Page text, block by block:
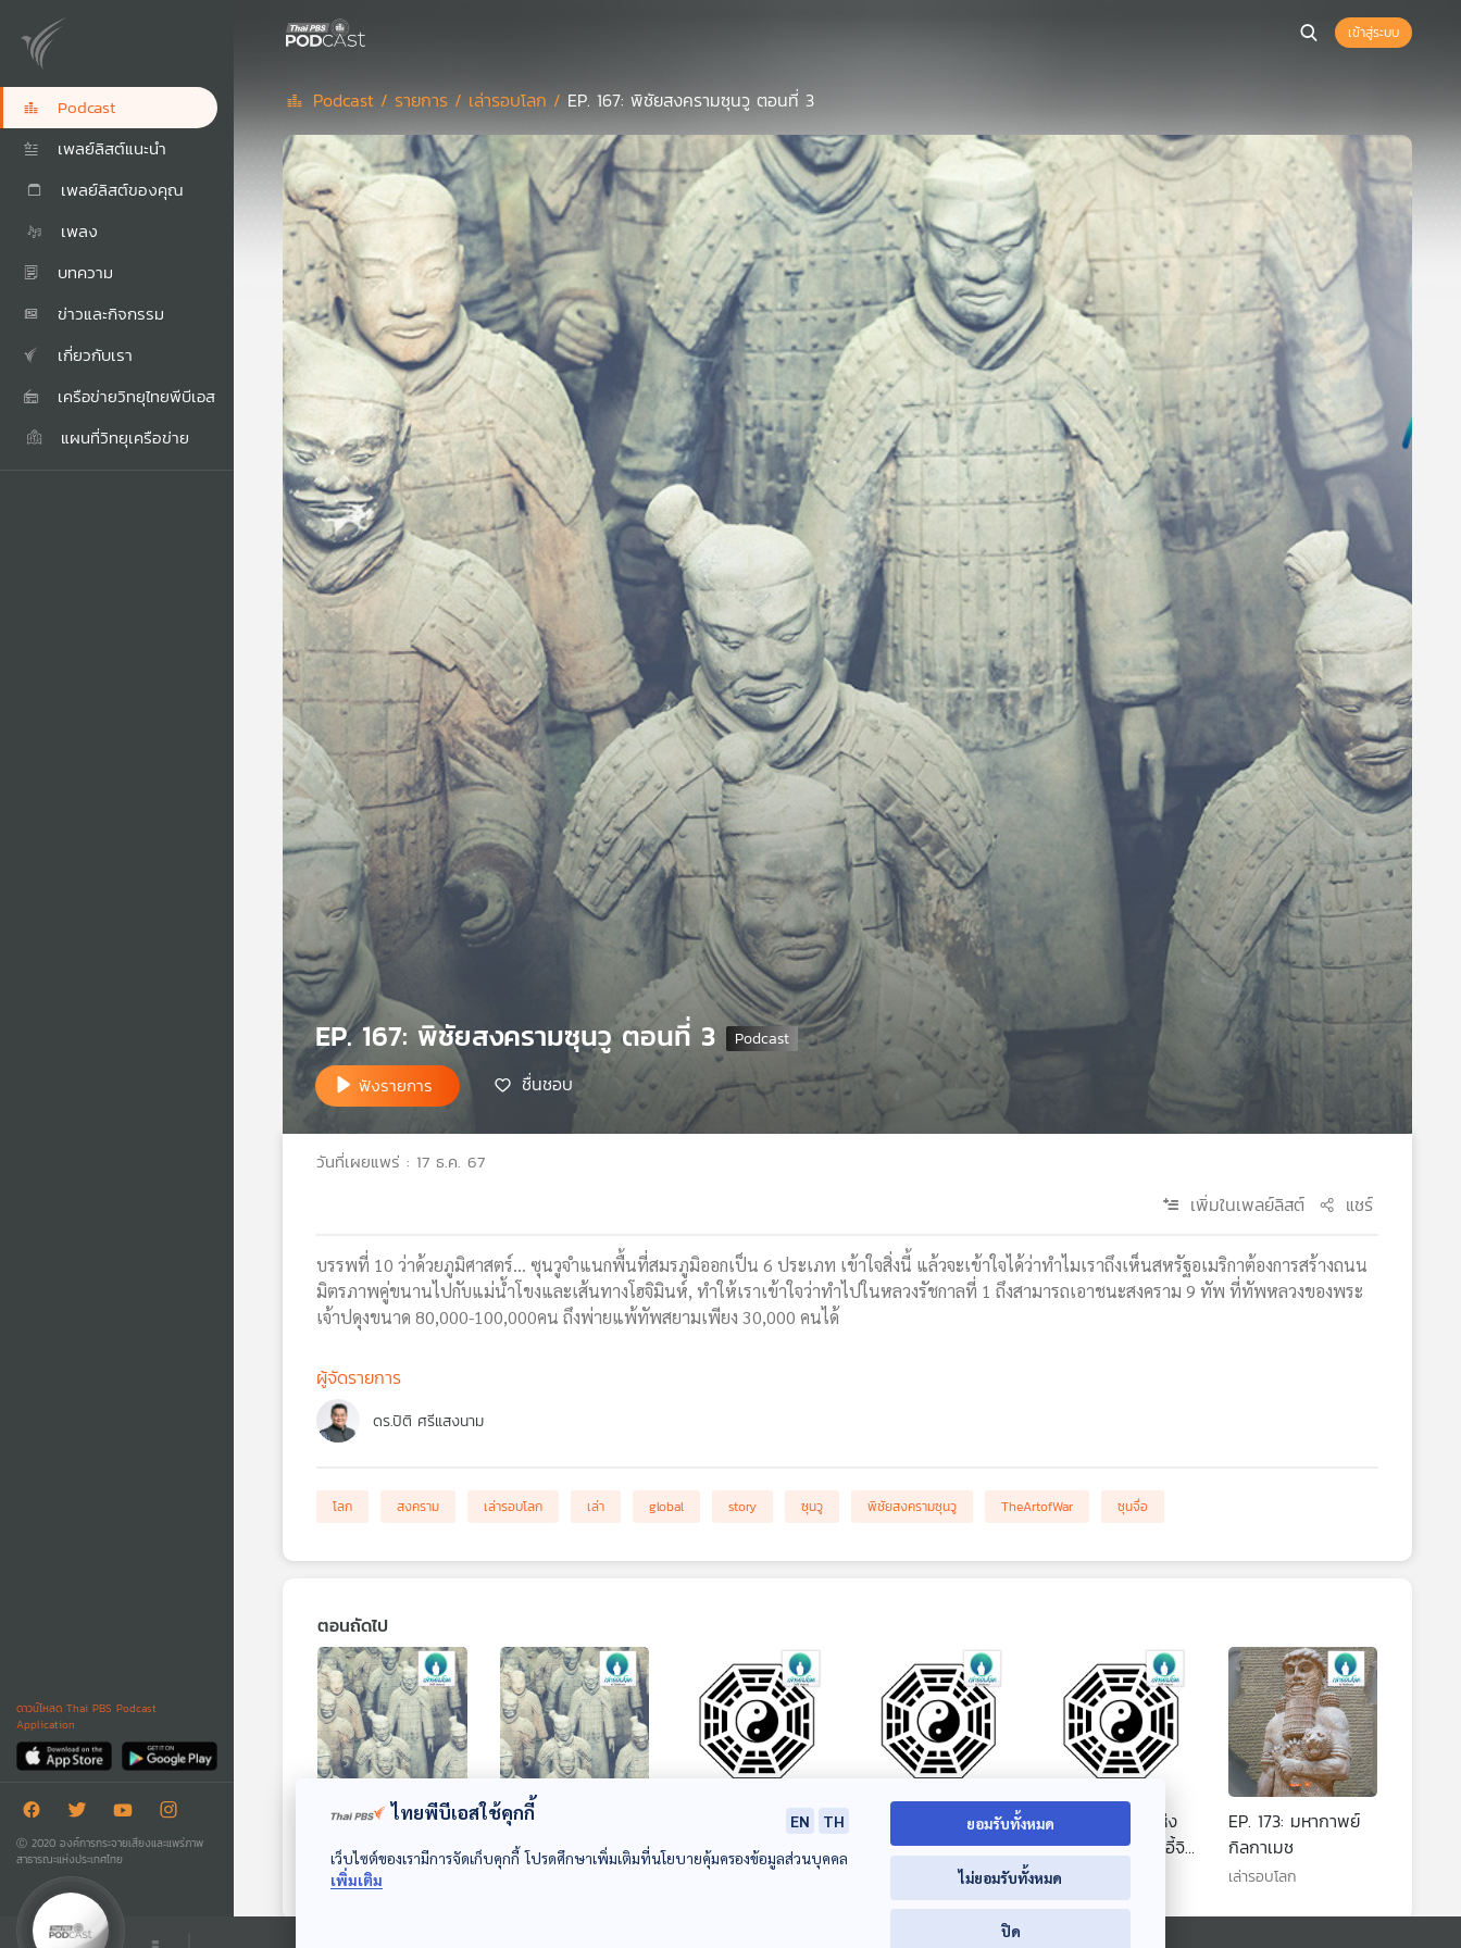
Podcast
เพลย์ลิสต์แนะนำ
เพลย์ลิสต์ของคุณ
เพลง
บทความ
ข่าวและกิจกรรม
เกี่ยวกับเรา
เครือข่ายวิทยุไทยพีบีเอส
แผนที่วิทยุเครือข่าย
ดาวน์โหลด Thai PBS Podcast
Application
Ⓒ 2020 องค์การกระจายเสียงและแพร่ภาพ
สาธารณะแห่งประเทศไทย
เข้าสู่ระบบ
Podcast / รายการ / เล่ารอบโลก / EP. 167: พิชัยสงครามซุนวู ตอนที่ 3
EP. 167: พิชัยสงครามซุนวู ตอนที่ 3
ฟังรายการ ชื่นชอบ
วันที่เผยแพร่ : 17 ธ.ค. 67
เพิ่มในเพลย์ลิสต์ แชร์
บรรพที่ 10 ว่าด้วยภูมิศาสตร์... ซุนวูจำแนกพื้นที่สมรภูมิออกเป็น 6 ประเภท เข้าใจสิ่งนี้ แล้วจะเข้าใจได้ว่าทำไมเราถึงเห็นสหรัฐอเมริกาต้องการสร้างถนน
มิตรภาพคู่ขนานไปกับแม่น้ำโขงและเส้นทางโฮจิมินห์, ทำให้เราเข้าใจว่าทำไปในหลวงรัชกาลที่ 1 ถึงสามารถเอาชนะสงคราม 9 ทัพ ที่ทัพหลวงของพระ
เจ้าปดุงขนาด 80,000-100,000คน ถึงพ่ายแพ้ทัพสยามเพียง 30,000 คนได้
ผู้จัดรายการ
ดร.ปิติ ศรีแสงนาม
โลก สงคราม เล่ารอบโลก เล่า global story ซุนวู พิชัยสงครามซุนวู TheArtofWar ซุนจื่อ
ตอนถัดไป
EP. 168: พิชัยสง
ครามซุนวู ตอนที่ 4
เล่ารอบโลก
EP. 169: สงครามซุน
วู ตอนจบ
เล่ารอบโลก
EP. 170: คัมภีร์แห่ง
การเปลี่ยนแปลง อี้จิง
ตอนที่ 1
เล่ารอบโลก
การเปลี่ยนแปลง อี้จิง
ตอนที่ 2 ว่าด้วย
หยิน-หยาง
EP. 172: คัมภีร์แห่ง
การเปลี่ยนแปลง อี้จิง
ตอนที่ 3 จากการ
เปลี่ยนแปลงสู่การ
เล่ารอบโลก
EP. 173: มหากาพย์
กิลกาเมช
เล่ารอบโลก
ไทยพีบีเอสใช้คุกกี้ EN
TH
เว็บไซต์ของเรามีการจัดเก็บคุกกี้ โปรดศึกษาเพิ่มเติมที่นโยบายคุ้มครองข้อมูลส่วนบุคคล
เพิ่มเติม
ยอมรับทั้งหมด
ไม่ยอมรับทั้งหมด
ปิด